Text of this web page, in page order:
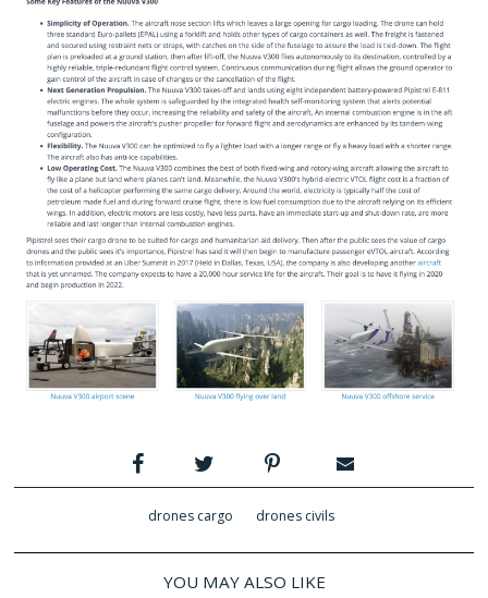
drones cargo drones civils
YOU MAY ALSO LIKE